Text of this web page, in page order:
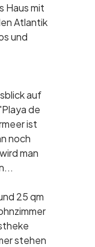
Haus mit
Atlantik
und
auf
de
ist
noch
man
25 qm
stehen